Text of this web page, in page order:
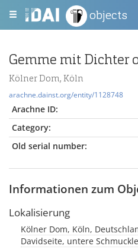
objects
Gemme mit Dichter
Kölner Dom, Köln
arachne.dainst.org/entity/1128748
Arachne ID:
Category:
Old serial number:
Informationen zum
Lokalisierung
Kölner Dom, Köln,
Davidseite, untere